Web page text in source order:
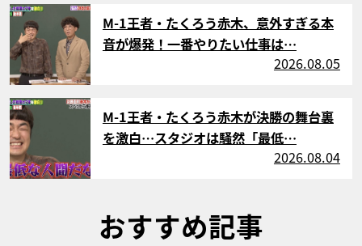
サムネイル
M-1王者・たくろう赤木、意外すぎる本
音が爆発！一番やりたい仕事は…
2026.08.05
サムネイル
M-1王者・たくろう赤木が決勝の舞台裏
を激白…スタジオは騒然「最低…
2026.08.04
おすすめ記事